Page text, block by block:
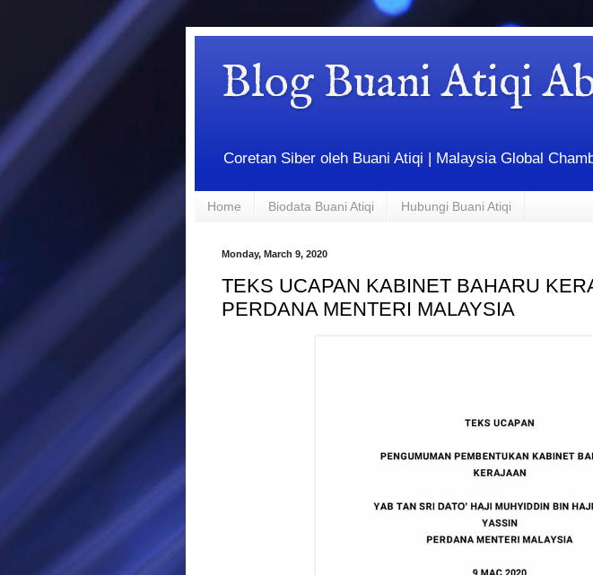
Blog Buani Atiqi
Coretan Siber oleh Buani Atiqi | Malaysia Global
Home Biodata Buani Atiqi Hubungi Buani Atiqi
Monday, March 9, 2020
TEKS UCAPAN KABINET BAHARU
PERDANA MENTERI MALAYSIA